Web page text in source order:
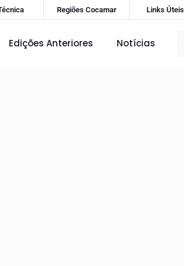
Regiões Cocamar Links Úteis
Edições Anteriores Notícias